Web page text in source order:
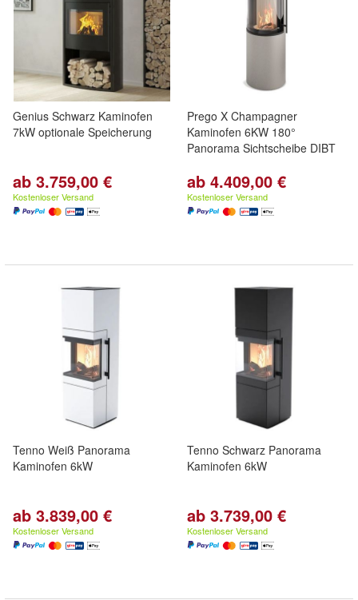
Genius Schwarz Kaminofen
7kW optionale Speicherung
ab 3.759,00 €
Kostenloser Versand
Prego X Champagner
Kaminofen 6KW 180°
Panorama Sichtscheibe DIBT
ab 4.409,00 €
Kostenloser Versand
Tenno Weiß Panorama
Kaminofen 6kW
ab 3.839,00 €
Kostenloser Versand
Tenno Schwarz Panorama
Kaminofen 6kW
ab 3.739,00 €
Kostenloser Versand